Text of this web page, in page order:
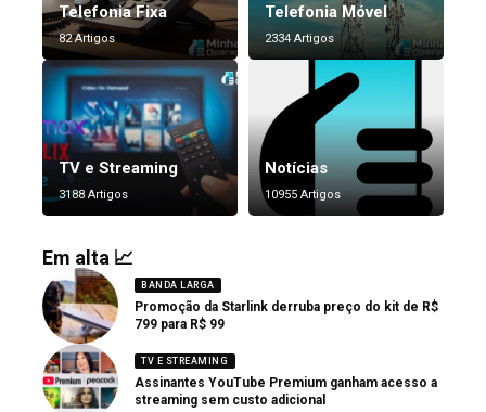
Telefonia Fixa
82 Artigos
Telefonia Móvel
2334 Artigos
TV e Streaming
3188 Artigos
Notícias
10955 Artigos
Em alta 📈
BANDA LARGA
Promoção da Starlink derruba preço do kit de R$
799 para R$ 99
TV E STREAMING
Assinantes YouTube Premium ganham acesso a
streaming sem custo adicional